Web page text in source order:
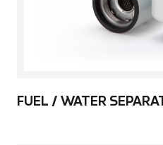
FUEL / WATER